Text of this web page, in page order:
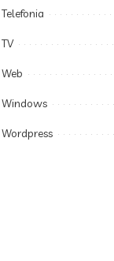
Telefonia
TV
Web
Windows
Wordpress